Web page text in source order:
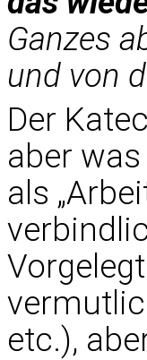
Ganzes
und von
Der
aber
als
etc.),